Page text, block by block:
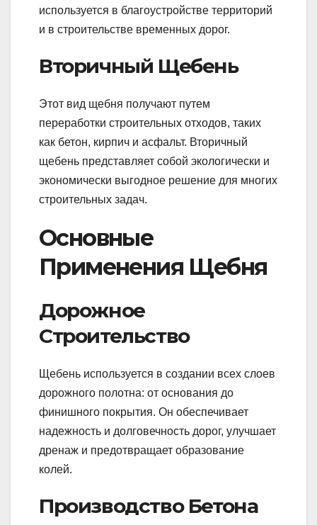
используется в благоустройстве территорий
и в строительстве временных дорог.
Вторичный Щебень
Этот вид щебня получают путем
переработки строительных отходов, таких
как бетон, кирпич и асфальт. Вторичный
щебень представляет собой экологически и
экономически выгодное решение для многих
строительных задач.
Основные
Применения Щебня
Дорожное
Строительство
Щебень используется в создании всех слоев
дорожного полотна: от основания до
финишного покрытия. Он обеспечивает
надежность и долговечность дорог, улучшает
дренаж и предотвращает образование
колей.
Производство Бетона